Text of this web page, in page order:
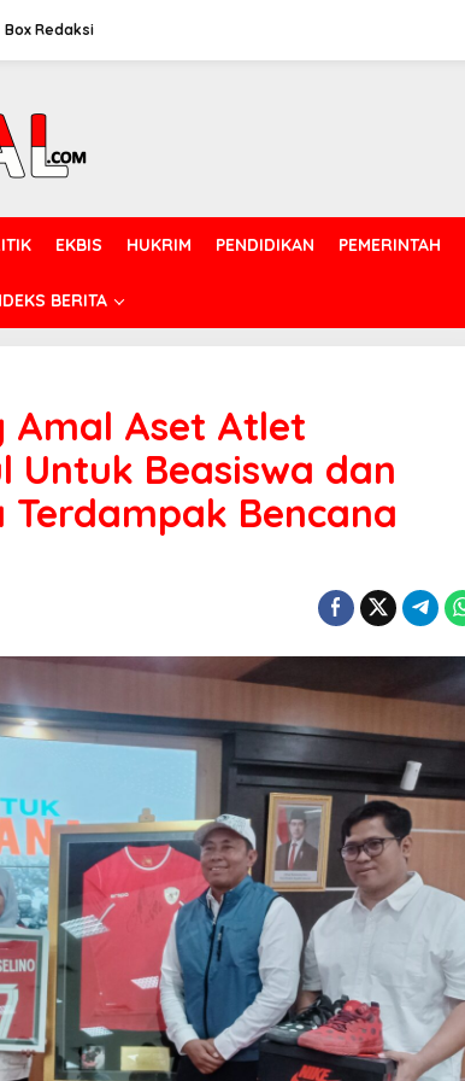
Box Redaksi
EKBIS HUKRIM PENDIDIKAN PEMERINTAH
BERITA
Amal Aset Atlet
Untuk Beasiswa dan
Bencana